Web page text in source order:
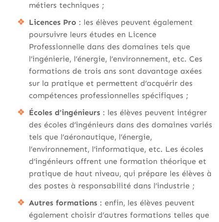
métiers techniques ;
Licences Pro : les élèves peuvent également
poursuivre leurs études en Licence
Professionnelle dans des domaines tels que
l’ingénierie, l’énergie, l’environnement, etc. Ces
formations de trois ans sont davantage axées
sur la pratique et permettent d’acquérir des
compétences professionnelles spécifiques ;
Écoles d’ingénieurs : les élèves peuvent intégrer
des écoles d’ingénieurs dans des domaines variés
tels que l’aéronautique, l’énergie,
l’environnement, l’informatique, etc. Les écoles
d’ingénieurs offrent une formation théorique et
pratique de haut niveau, qui prépare les élèves à
des postes à responsabilité dans l’industrie ;
Autres formations : enfin, les élèves peuvent
également choisir d’autres formations telles que